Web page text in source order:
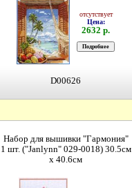
отсутствует
Цена:
2632 р.
D00626
Набор для вышивки "Гармония"
1 шт. ("Janlynn" 029-0018) 30.5см
х 40.6см